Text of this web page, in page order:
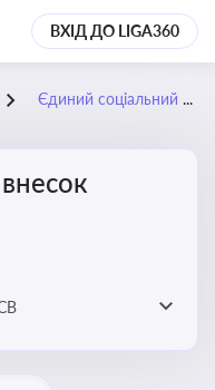
ВХІД ДО LIGA360
Єдиний соціальний внесок